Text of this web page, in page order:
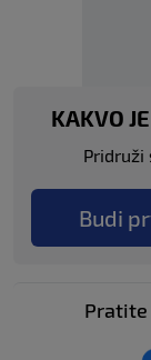
KAKVO
Pridruži
Budi
Pratite